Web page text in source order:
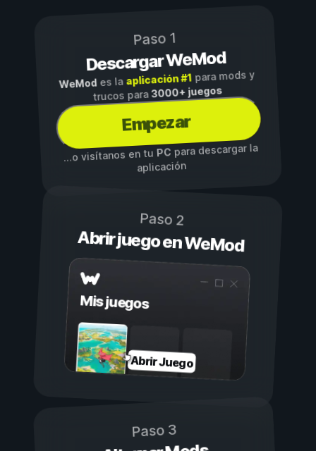
Paso 1
Descargar WeMod
WeMod es la aplicación #1para mods y
trucos para3000+ juegos
Empezar
...o visítanos en tuPCpara descargar la
aplicación
Paso 2
Abrir juego en WeMod
Mis juegos
Abrir Juego
Paso 3